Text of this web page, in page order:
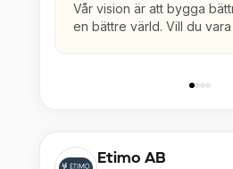
Vår vision är att bygga
en bättre värld. Vill du vara
Etimo AB